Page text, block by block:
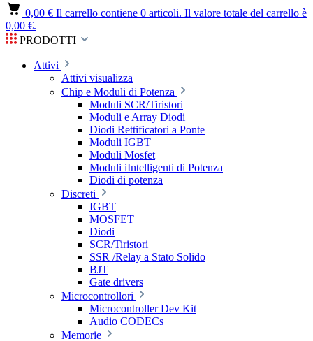
0,00 € Il carrello contiene 0 articoli. Il valore totale del carrello è
0,00 €.
PRODOTTI
Attivi
Attivi visualizza
Chip e Moduli di Potenza
Moduli SCR/Tiristori
Moduli e Array Diodi
Diodi Rettificatori a Ponte
Moduli IGBT
Moduli Mosfet
Moduli iIntelligenti di Potenza
Diodi di potenza
Discreti
IGBT
MOSFET
Diodi
SCR/Tiristori
SSR /Relay a Stato Solido
BJT
Gate drivers
Microcontrollori
Microcontroller Dev Kit
Audio CODECs
Memorie